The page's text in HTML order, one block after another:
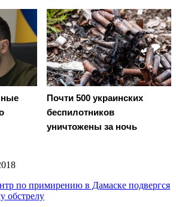
Почти 500 украинских
беспилотников
уничтожены за ночь
по примирению в Дамаске подвергся
обстрелу